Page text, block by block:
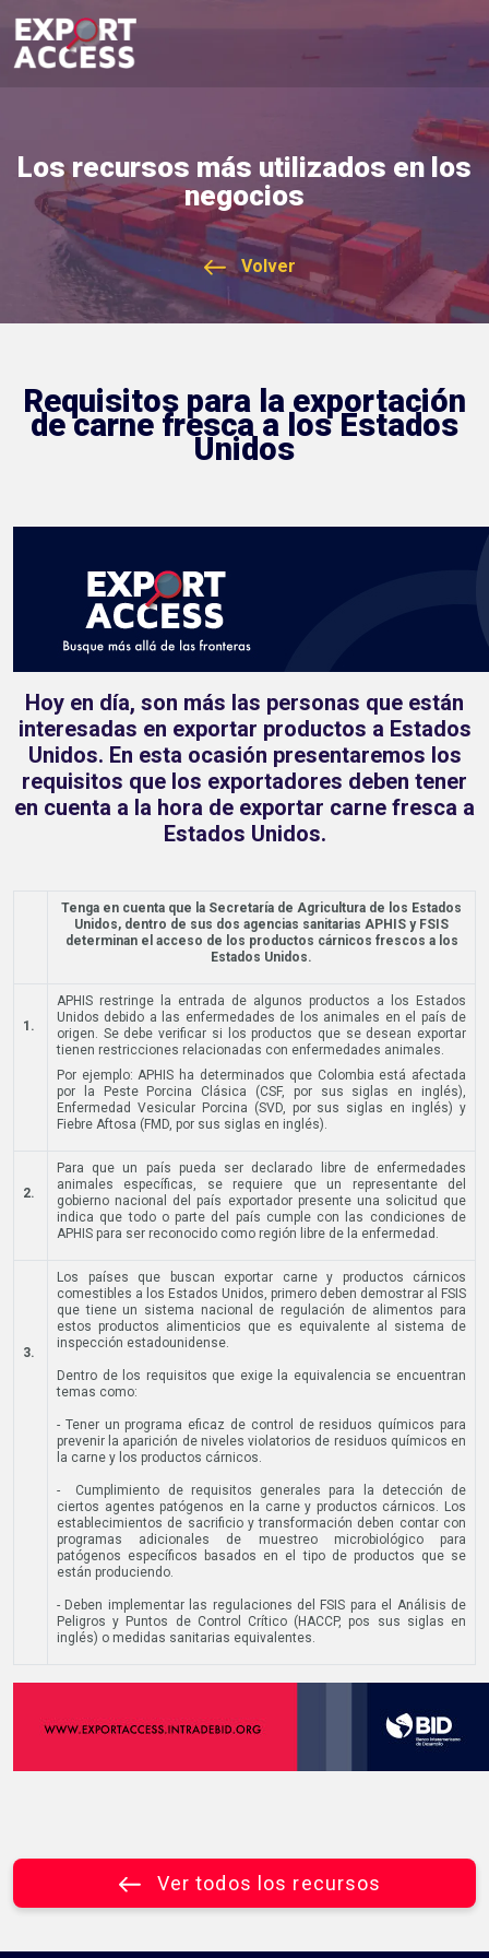
Los recursos más utilizados en los
negocios
Volver
Requisitos para la exportación
de carne fresca a los Estados
Unidos
Hoy en día, son más las personas que están
interesadas en exportar productos a Estados
Unidos. En esta ocasión presentaremos los
requisitos que los exportadores deben tener
en cuenta a la hora de exportar carne fresca a
Estados Unidos.
Tenga en cuenta que la Secretaría de Agricultura de los Estados
Unidos, dentro de sus dos agencias sanitarias APHIS y FSIS
determinan el acceso de los productos cárnicos frescos a los
Estados Unidos.
1.
APHIS restringe la entrada de algunos productos a los Estados
Unidos debido a las enfermedades de los animales en el país de
origen. Se debe verificar si los productos que se desean exportar
tienen restricciones relacionadas con enfermedades animales.
Por ejemplo: APHIS ha determinados que Colombia está afectada
por la Peste Porcina Clásica (CSF, por sus siglas en inglés),
Enfermedad Vesicular Porcina (SVD, por sus siglas en inglés) y
Fiebre Aftosa (FMD, por sus siglas en inglés).
2.
Para que un país pueda ser declarado libre de enfermedades
animales específicas, se requiere que un representante del
gobierno nacional del país exportador presente una solicitud que
indica que todo o parte del país cumple con las condiciones de
APHIS para ser reconocido como región libre de la enfermedad.
3.
Los países que buscan exportar carne y productos cárnicos
comestibles a los Estados Unidos, primero deben demostrar al FSIS
que tiene un sistema nacional de regulación de alimentos para
estos productos alimenticios que es equivalente al sistema de
inspección estadounidense.
Dentro de los requisitos que exige la equivalencia se encuentran
temas como:
- Tener un programa eficaz de control de residuos químicos para
prevenir la aparición de niveles violatorios de residuos químicos en
la carne y los productos cárnicos.
- Cumplimiento de requisitos generales para la detección de
ciertos agentes patógenos en la carne y productos cárnicos. Los
establecimientos de sacrificio y transformación deben contar con
programas adicionales de muestreo microbiológico para
patógenos específicos basados en el tipo de productos que se
están produciendo.
- Deben implementar las regulaciones del FSIS para el Análisis de
Peligros y Puntos de Control Crítico (HACCP, pos sus siglas en
inglés) o medidas sanitarias equivalentes.
Ver todos los recursos